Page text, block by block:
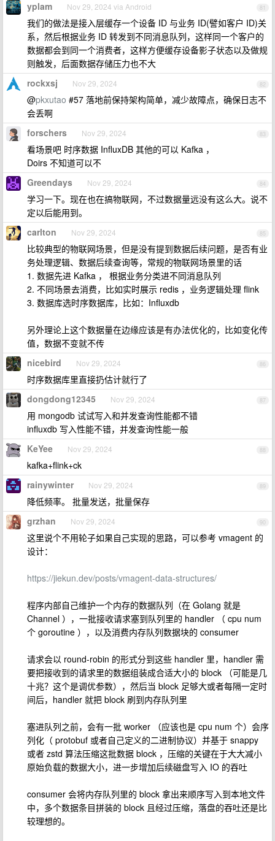
81
yplam Nov 29, 2024 via Android
我们的做法是接入层缓存一个设备 ID 与业务 ID(譬如客户 ID)关
系，然后根据业务 ID 转发到不同消息队列，这样同一个客户的
数据都会到同一个消费者，这样方便缓存设备影子状态以及做规
则触发，后面数据存储压力也不大
82
rockxsj Nov 29, 2024
@pkxutao #57 落地前保持架构简单，减少故障点，确保日志不
会丢啊
83
forschers Nov 29, 2024
看场景吧 时序数据 InfluxDB 其他的可以 Kafka ，
Doirs 不知道可以不
84
Greendays Nov 29, 2024
学习一下。现在也在搞物联网，不过数据量远没有这么大。说不
定以后能用到。
85
carlton Nov 29, 2024
比较典型的物联网场景，但是没有提到数据后续问题，是否有业
务处理逻辑、数据后续查询等，常规的物联网场景里的话
1. 数据先进 Kafka ， 根据业务分类进不同消息队列
2. 不同场景去消费，比如实时展示 redis ，业务逻辑处理 flink
3. 数据库选时序数据库，比如：Influxdb
另外理论上这个数据量在边缘应该是有办法优化的，比如变化传
值，数据不变就不传
86
nicebird Nov 29, 2024
时序数据库里直接扔估计就行了
87
dongdong12345 Nov 29, 2024
用 mongodb 试试写入和并发查询性能都不错
influxdb 写入性能不错，并发查询性能一般
88
KeYee Nov 29, 2024
kafka+flink+ck
89
rainywinter Nov 29, 2024
降低频率。 批量发送，批量保存
90
grzhan Nov 29, 2024
这里说个不用轮子如果自己实现的思路，可以参考 vmagent 的
设计：
https://jiekun.dev/posts/vmagent-data-structures/
程序内部自己维护一个内存的数据队列（在 Golang 就是
Channel ），一批接收请求塞到队列里的 handler （ cpu num
个 goroutine ），以及消费内存队列数据块的 consumer
请求会以 round-robin 的形式分到这些 handler 里，handler 需
要把接收到的请求里的数据组装成合适大小的 block （可能是几
十兆？这个是调优参数），然后当 block 足够大或者每隔一定时
间后，handler 就把 block 刷到内存队列里
塞进队列之前，会有一批 worker （应该也是 cpu num 个）会序
列化（ protobuf 或者自己定义的二进制协议）并基于 snappy
或者 zstd 算法压缩这批数据 block ，压缩的关键在于大大减小
原始负载的数据大小，进一步增加后续磁盘写入 IO 的吞吐
consumer 会将内存队列里的 block 拿出来顺序写入到本地文件
中，多个数据条目拼装的 block 且经过压缩，落盘的吞吐还是比
较理想的。